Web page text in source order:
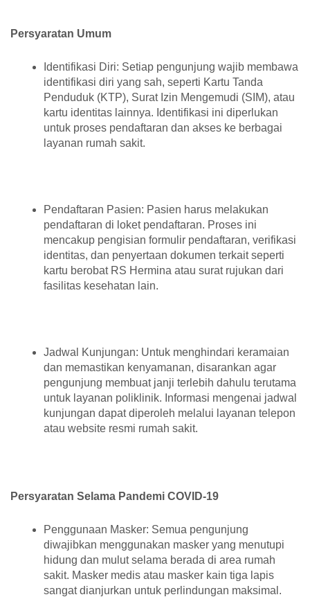
Persyaratan Umum
Identifikasi Diri: Setiap pengunjung wajib membawa
identifikasi diri yang sah, seperti Kartu Tanda
Penduduk (KTP), Surat Izin Mengemudi (SIM), atau
kartu identitas lainnya. Identifikasi ini diperlukan
untuk proses pendaftaran dan akses ke berbagai
layanan rumah sakit.
Pendaftaran Pasien: Pasien harus melakukan
pendaftaran di loket pendaftaran. Proses ini
mencakup pengisian formulir pendaftaran, verifikasi
identitas, dan penyertaan dokumen terkait seperti
kartu berobat RS Hermina atau surat rujukan dari
fasilitas kesehatan lain.
Jadwal Kunjungan: Untuk menghindari keramaian
dan memastikan kenyamanan, disarankan agar
pengunjung membuat janji terlebih dahulu terutama
untuk layanan poliklinik. Informasi mengenai jadwal
kunjungan dapat diperoleh melalui layanan telepon
atau website resmi rumah sakit.
Persyaratan Selama Pandemi COVID-19
Penggunaan Masker: Semua pengunjung
diwajibkan menggunakan masker yang menutupi
hidung dan mulut selama berada di area rumah
sakit. Masker medis atau masker kain tiga lapis
sangat dianjurkan untuk perlindungan maksimal.